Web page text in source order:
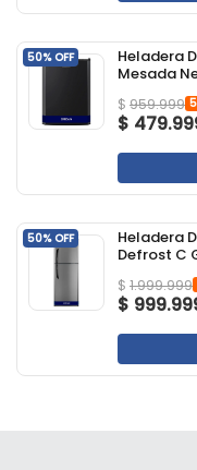
50% OFF
Heladera
Mesada
$ 959.999
$
50% OFF
Heladera Drean
$ 1.999.999
$